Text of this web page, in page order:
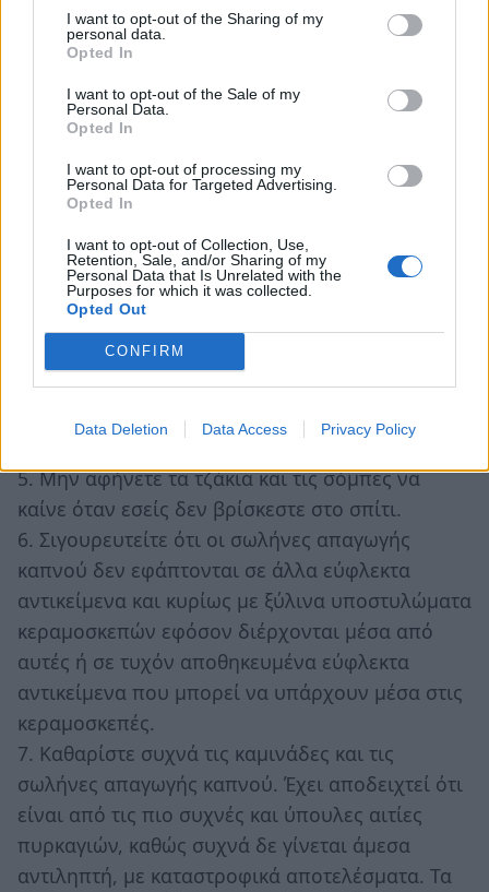
I want to opt-out of the Sharing of my
personal data.
Opted In
I want to opt-out of the Sale of my
Personal Data.
Opted In
I want to opt-out of processing my
Personal Data for Targeted Advertising.
Opted In
I want to opt-out of Collection, Use,
Retention, Sale, and/or Sharing of my
Personal Data that Is Unrelated with the
Purposes for which it was collected.
Opted Out
CONFIRM
Data Deletion Data Access Privacy Policy
τοποθετημένα κοντά στα τζάκια και τις
ξυλόσομπες, όπως χαλιά και είδη ρουχισμού
αναφλεγούν από την υπερθέρμανσή τους.
3. Τοποθετείτε πάντα προστατευτικό πλέγμα-
τζάμι μπροστά από την εστία του τζακιού, καθώς
προφυλάσσει από τις εκτινασσόμενες καύτρες
και σιγουρευτείτε ότι η πόρτα της ξυλόσομπας ή
του τζακιού είναι κλεισμένη σωστά.
4. Σιγουρευτείτε ότι η στάχτη κατά την αφαίρεσή
της δεν έχει στο εσωτερικό της αναμμένες
καύτρες και ψεκάστε την με νερό μετά την
συλλογή της και ποτέ μην τη ρίχνετε μέσα σε
πλαστικούς κάδους ή σε κάδους αποκομιδής
5. Μην αφήνετε τα τζάκια και τις σόμπες να
καίνε όταν εσείς δεν βρίσκεστε στο σπίτι.
6. Σιγουρευτείτε ότι οι σωλήνες απαγωγής
καπνού δεν εφάπτονται σε άλλα εύφλεκτα
αντικείμενα και κυρίως με ξύλινα υποστυλώματα
κεραμοσκεπών εφόσον διέρχονται μέσα από
αυτές ή σε τυχόν αποθηκευμένα εύφλεκτα
αντικείμενα που μπορεί να υπάρχουν μέσα στις
κεραμοσκεπές.
7. Καθαρίστε συχνά τις καμινάδες και τις
σωλήνες απαγωγής καπνού. Έχει αποδειχτεί ότι
είναι από τις πιο συχνές και ύπουλες αιτίες
πυρκαγιών, καθώς συχνά δε γίνεται άμεσα
αντιληπτή, με καταστροφικά αποτελέσματα. Τα